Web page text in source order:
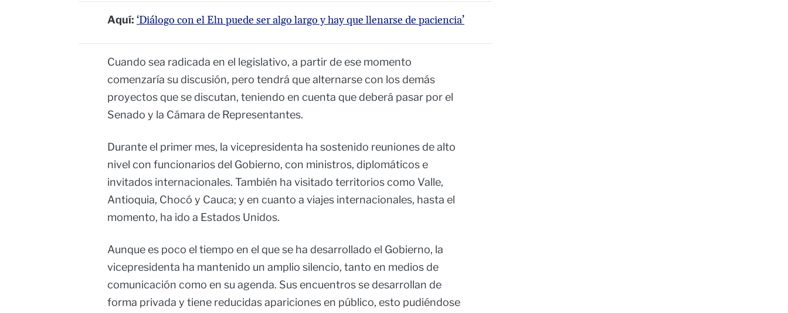
Aquí: ‘Diálogo con el Eln puede ser algo largo y hay que llenarse de paciencia’
Cuando sea radicada en el legislativo, a partir de ese momento
comenzaría su discusión, pero tendrá que alternarse con los demás
proyectos que se discutan, teniendo en cuenta que deberá pasar por el
Senado y la Cámara de Representantes.
Durante el primer mes, la vicepresidenta ha sostenido reuniones de alto
nivel con funcionarios del Gobierno, con ministros, diplomáticos e
invitados internacionales. También ha visitado territorios como Valle,
Antioquia, Chocó y Cauca; y en cuanto a viajes internacionales, hasta el
momento, ha ido a Estados Unidos.
Aunque es poco el tiempo en el que se ha desarrollado el Gobierno, la
vicepresidenta ha mantenido un amplio silencio, tanto en medios de
comunicación como en su agenda. Sus encuentros se desarrollan de
forma privada y tiene reducidas apariciones en público, esto pudiéndose